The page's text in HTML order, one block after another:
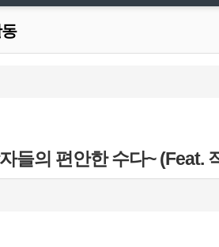
들의 편안한 수다~ (Feat.